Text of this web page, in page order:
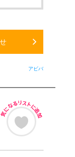
アビバ